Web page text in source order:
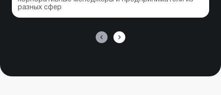
разных сфер